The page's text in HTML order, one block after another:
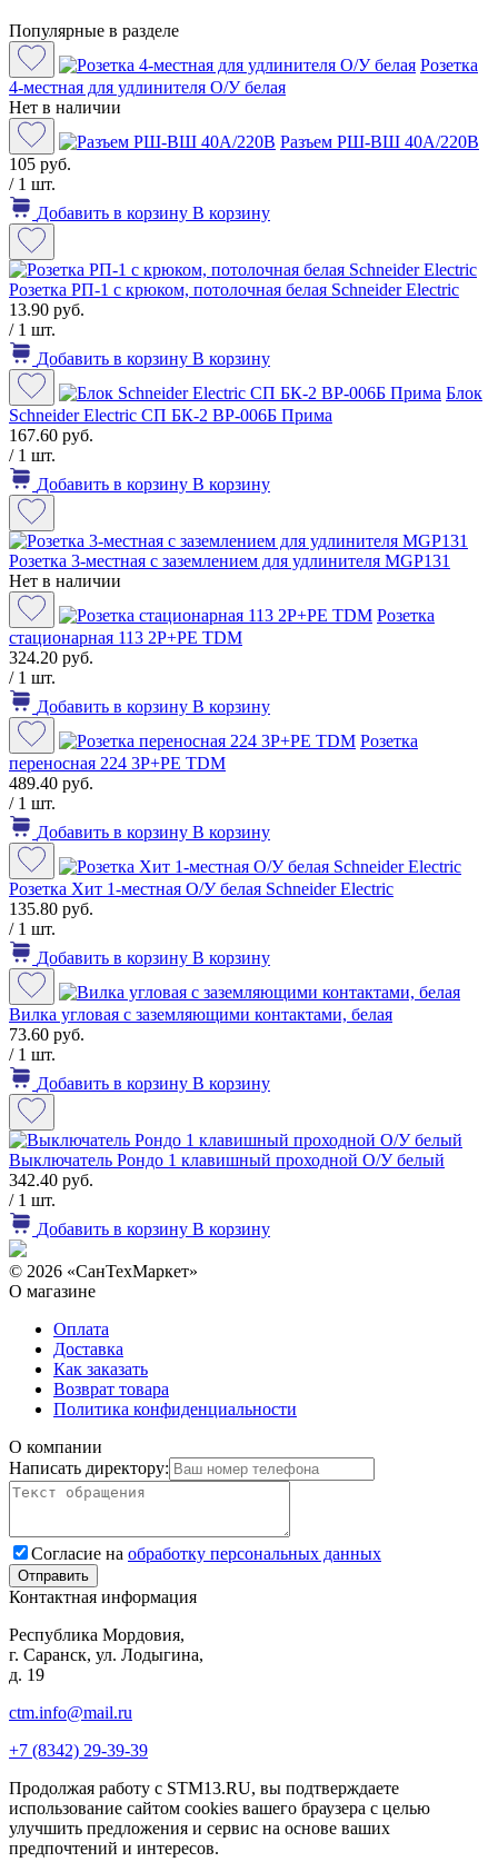
Популярные в разделе
Розетка
4-местная для удлинителя О/У белая
Нет в наличии
Разъем РШ-ВШ 40А/220В
105 руб.
/ 1 шт.
Добавить в корзину В корзину
Розетка РП-1 с крюком, потолочная белая Schneider Electric
13.90 руб.
/ 1 шт.
Добавить в корзину В корзину
Блок
Schneider Electric СП БК-2 ВР-006Б Прима
167.60 руб.
/ 1 шт.
Добавить в корзину В корзину
Розетка 3-местная с заземлением для удлинителя MGP131
Нет в наличии
Розетка
стационарная 113 2Р+РЕ TDM
324.20 руб.
/ 1 шт.
Добавить в корзину В корзину
Розетка
переносная 224 3P+PE TDM
489.40 руб.
/ 1 шт.
Добавить в корзину В корзину
Розетка Хит 1-местная О/У белая Schneider Electric
135.80 руб.
/ 1 шт.
Добавить в корзину В корзину
Вилка угловая с заземляющими контактами, белая
73.60 руб.
/ 1 шт.
Добавить в корзину В корзину
Выключатель Рондо 1 клавишный проходной О/У белый
342.40 руб.
/ 1 шт.
Добавить в корзину В корзину
© 2026 «СанТехМаркет»
О магазине
Оплата
Доставка
Как заказать
Возврат товара
Политика конфиденциальности
О компании
Написать директору:
Согласие на обработку персональных данных
Контактная информация
Республика Мордовия,
г. Саранск, ул. Лодыгина,
д. 19
ctm.info@mail.ru
+7 (8342) 29-39-39
Продолжая работу с STM13.RU, вы подтверждаете
использование сайтом cookies вашего браузера с целью
улучшить предложения и сервис на основе ваших
предпочтений и интересов.